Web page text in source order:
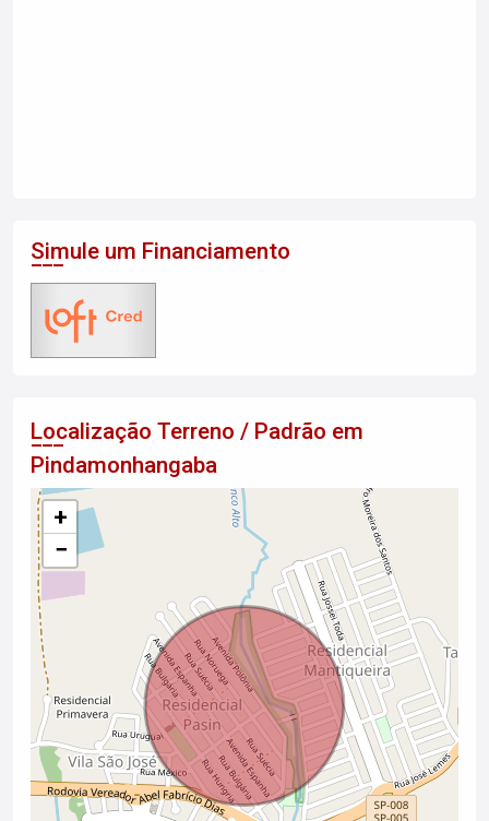
Simule um Financiamento
Localização Terreno / Padrão em
Pindamonhangaba
+
−